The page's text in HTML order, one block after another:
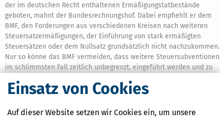
Einsatz von Cookies
Auf dieser Website setzen wir Cookies ein, um unsere
der im deutschen Recht enthaltenen Ermäßigungstatbestände
geboten, mahnt der Bundesrechnungshof. Dabei empfiehlt er dem
BMF, den Forderungen aus verschiedenen Kreisen nach weiteren
Steuersatzermäßigungen, der Einführung von stark ermäßigten
Steuersätzen oder dem Nullsatz grundsätzlich nicht nachzukommen.
Nur so könne das BMF vermeiden, dass weitere
im schlimmsten Fall zeitlich unbegrenzt, eingeführt werden und zu
Ist Umsatzsteuer gleich Mehrwertsteuer?